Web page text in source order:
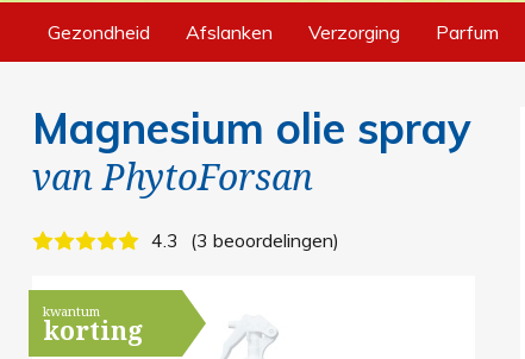
Gezondheid Afslanken Verzorging Parfum
Magnesium olie spray
vanPhytoForsan
4.3 3 beoordelingen
kwantum
korting